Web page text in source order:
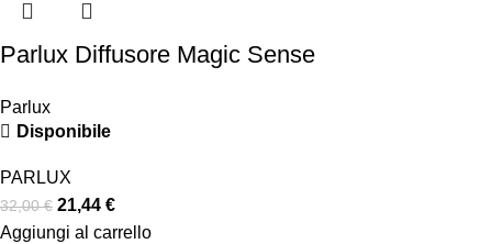
Parlux Diffusore Magic Sense
Parlux
Disponibile
PARLUX
32,00€ 21,44 €
Aggiungi al carrello